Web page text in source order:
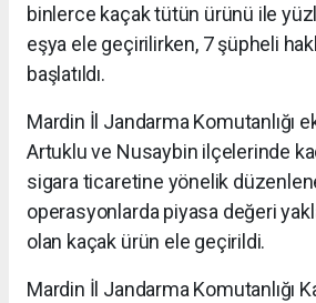
binlerce kaçak tütün ürünü ile
eşya ele geçirilirken, 7 şüpheli
başlatıldı.
Mardin İl Jandarma Komutanlığı
Artuklu ve Nusaybin ilçelerinde
sigara ticaretine yönelik
operasyonlarda piyasa değeri
olan kaçak ürün ele geçirildi.
Mardin İl Jandarma Komutanlığı